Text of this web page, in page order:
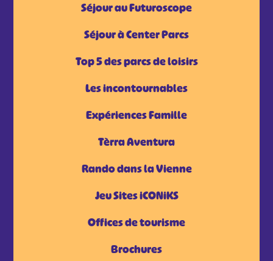
Séjour au Futuroscope
Séjour à Center Parcs
Top 5 des parcs de loisirs
Les incontournables
Expériences Famille
Tèrra Aventura
Rando dans la Vienne
Jeu Sites iCONiKS
Offices de tourisme
Brochures